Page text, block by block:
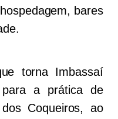
bares
torna Imbassaí
a prática de
Coqueiros, ao